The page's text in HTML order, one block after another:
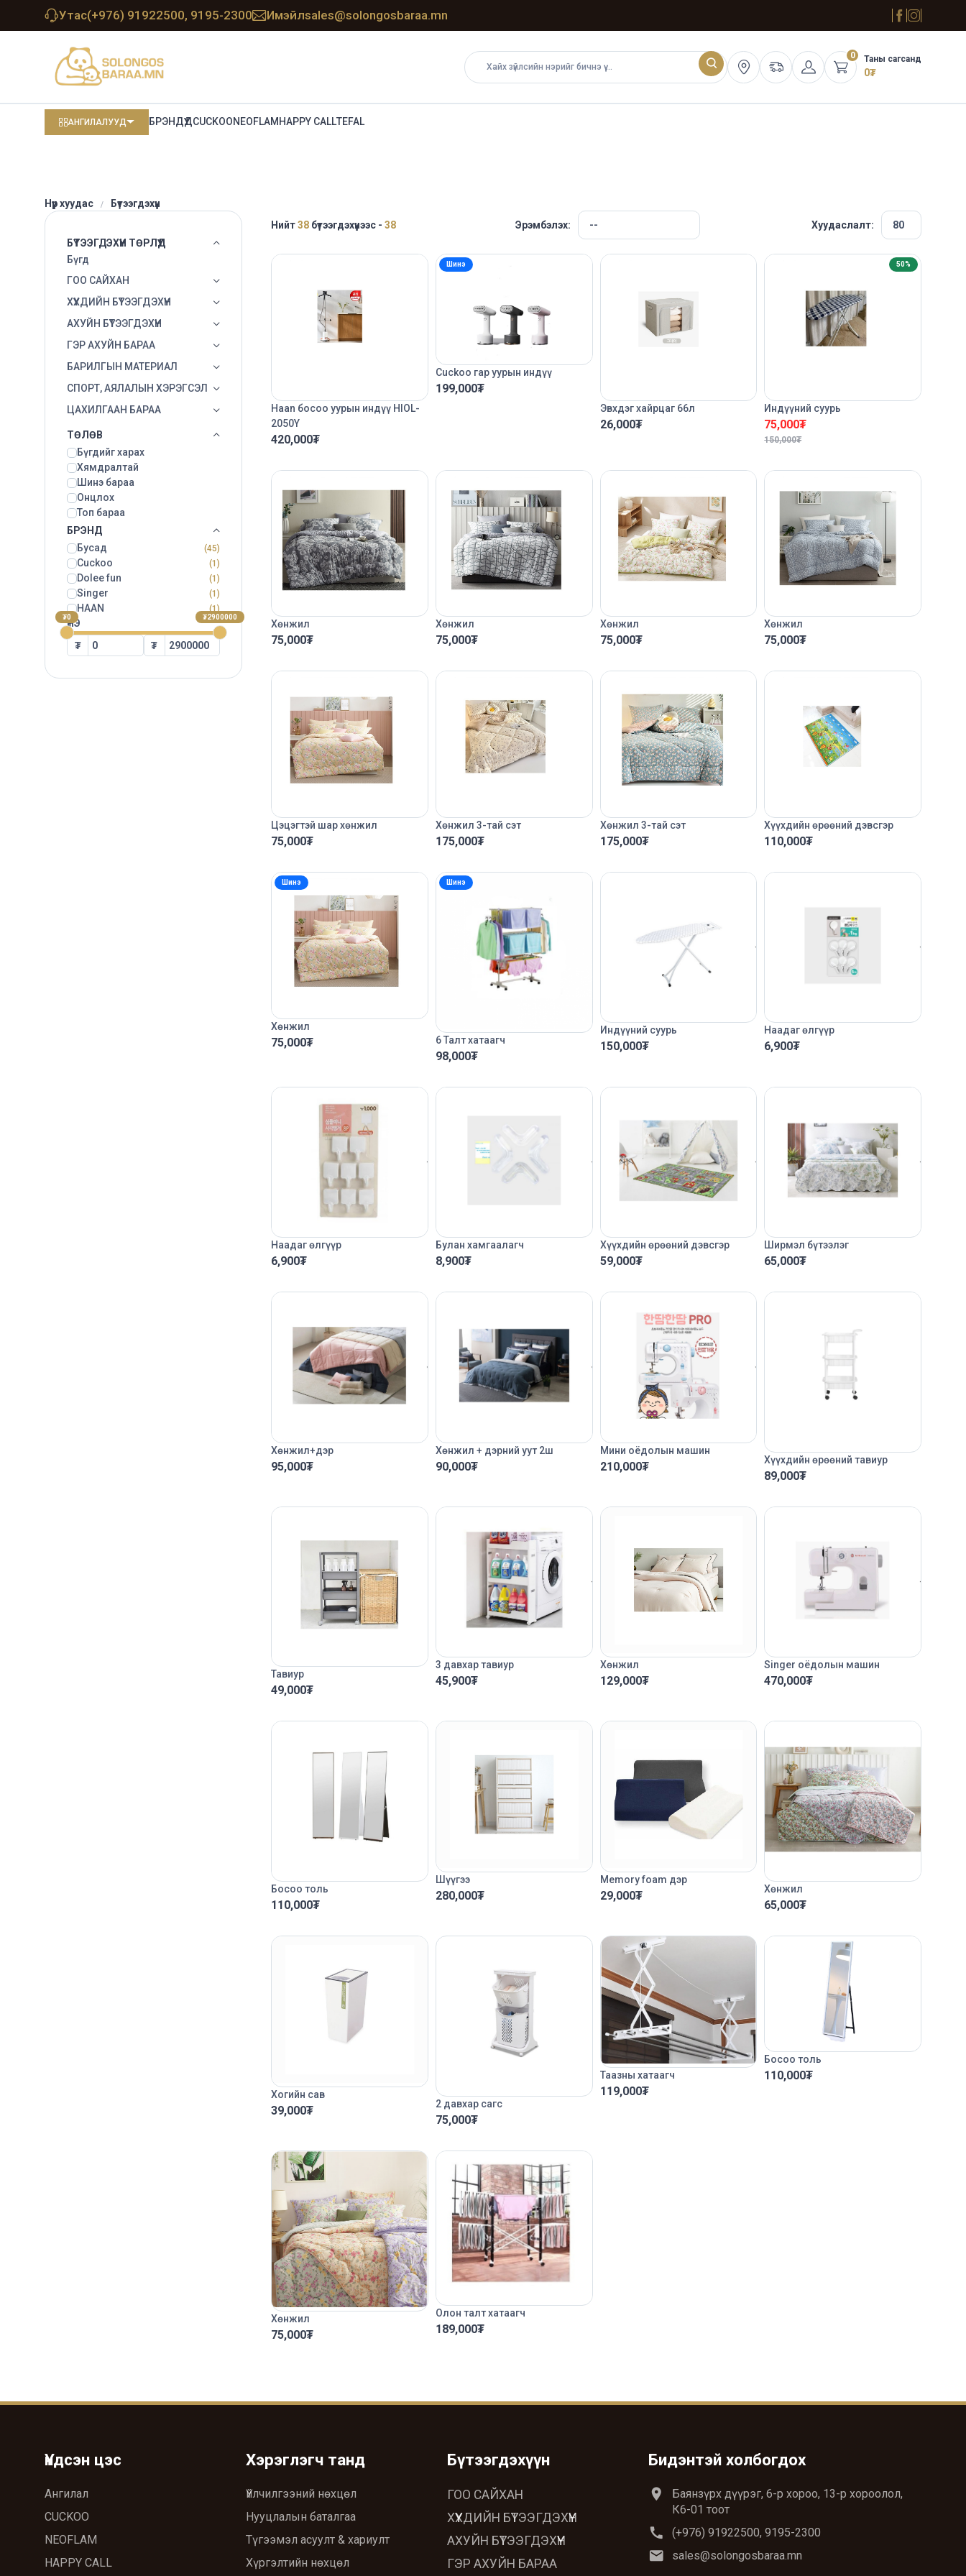
Утас(+976) 91922500, 9195-2300 Имэйлsales@solongosbaraa.mn
0 Таны сагсанд
0₮
АНГИЛАЛУУД БРЭНДҮҮДCUCKOONEOFLAM HAPPY CALLTEFAL
Нүүр хуудас Бүтээгдэхүүн
БҮТЭЭГДЭХҮҮН ТӨРЛҮҮД
Бүгд
ГОО САЙХАН
ХҮҮХДИЙН БҮТЭЭГДЭХҮҮН
АХУЙН БҮТЭЭГДЭХҮҮН
ГЭР АХУЙН БАРАА
БАРИЛГЫН МАТЕРИАЛ
СПОРТ, АЯЛАЛЫН ХЭРЭГСЭЛ
ЦАХИЛГААН БАРАА
ТӨЛӨВ
Бүгдийг харах
Хямдралтай
Шинэ бараа
Онцлох
Топ бараа
БРЭНД
Бусад
(45)
Cuckoo (1)
Dolee fun (1)
Singer (1)
HAAN (1)
ҮНЭ
₮0 ₮2900000
₮ ₮
Нийт38 бүтээгдэхүүнээс - 38 Эрэмбэлэх: Хуудаслалт:
Haan босоо уурын индүү HIOL-
2050Y
420,000₮
Шинэ
Cuckoo гар уурын индүү
199,000₮
Эвхдэг хайрцаг 66л
26,000₮
50%
Индүүний суурь
75,000₮
150,000₮
Хөнжил
75,000₮
Хөнжил
75,000₮
Хөнжил
75,000₮
Хөнжил
75,000₮
Цэцэгтэй шар хөнжил
75,000₮
Хөнжил 3-тай сэт
175,000₮
Хөнжил 3-тай сэт
175,000₮
Хүүхдийн өрөөний дэвсгэр
110,000₮
Шинэ
Хөнжил
75,000₮
Шинэ
6 Талт хатаагч
98,000₮
Индүүний суурь
150,000₮
Наадаг өлгүүр
6,900₮
Наадаг өлгүүр
6,900₮
Булан хамгаалагч
8,900₮
Хүүхдийн өрөөний дэвсгэр
59,000₮
Ширмэл бүтээлэг
65,000₮
Хөнжил+дэр
95,000₮
Хөнжил + дэрний уут 2ш
90,000₮
Мини оёдолын машин
210,000₮
Хүүхдийн өрөөний тавиур
89,000₮
Тавиур
49,000₮
3 давхар тавиур
45,900₮
Хөнжил
129,000₮
Singer оёдолын машин
470,000₮
Босоо толь
110,000₮
Шүүгээ
280,000₮
Memory foam дэр
29,000₮ Хөнжил
65,000₮
Хогийн сав
39,000₮ 2 давхар сагс
75,000₮
Таазны хатаагч
119,000₮
Босоо толь
110,000₮
Хөнжил
75,000₮
Олон талт хатаагч
189,000₮
Үндсэн цэс
Ангилал
CUCKOO
NEOFLAM
HAPPY CALL
Хэрэглэгч танд
Үйлчилгээний нөхцөл
Нууцлалын баталгаа
Түгээмэл асуулт & хариулт
Хүргэлтийн нөхцөл
Бүтээгдэхүүн
ГОО САЙХАН
ХҮҮХДИЙН БҮТЭЭГДЭХҮҮН
АХУЙН БҮТЭЭГДЭХҮҮН
ГЭР АХУЙН БАРАА
Бидэнтэй холбогдох
location_on
Баянзүрх дүүрэг, 6-р хороо, 13-р хороолол,
К6-01 тоот
call (+976) 91922500, 9195-2300
email sales@solongosbaraa.mn